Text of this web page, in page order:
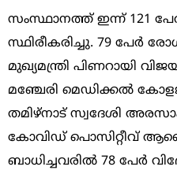
സംസ്ഥാനത്ത് ഇന്ന് 121
സ്ഥിരീകരിച്ചു. 79 പേർ
മുഖ്യമന്ത്രി പിണറായി
മഞ്ചേരി മെഡിക്കൽ
തമിഴ്നാട് സ്വദേശി
കോവിഡ് പൊസിറ്റീവ്
ബാധിച്ചവരിൽ 78 പേർ